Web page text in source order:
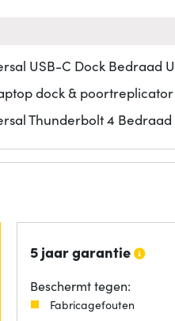
USB-C Dock Bedraad
dock &
Thunderbolt 4
5 jaar garantie
Beschermt tegen:
Fabricagefouten